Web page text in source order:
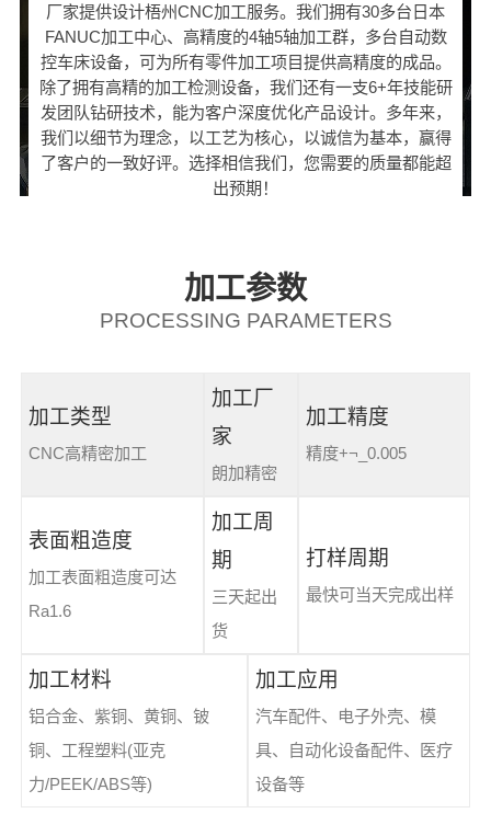
厂家提供设计梧州CNC加工服务。我们拥有30多台日本
FANUC加工中心、高精度的4轴5轴加工群，多台自动数
控车床设备，可为所有零件加工项目提供高精度的成品。
除了拥有高精的加工检测设备，我们还有一支6+年技能研
发团队钻研技术，能为客户深度优化产品设计。多年来，
我们以细节为理念，以工艺为核心，以诚信为基本，赢得
了客户的一致好评。选择相信我们，您需要的质量都能超
出预期！
加工参数
PROCESSING PARAMETERS
加工类型
CNC高精密加工
加工厂
家
朗加精密
加工精度
精度+¬_0.005
表面粗造度
加工表面粗造度可达
Ra1.6
加工周
期
三天起出
货
打样周期
最快可当天完成出样
加工材料
铝合金、紫铜、黄铜、铍
铜、工程塑料(亚克
力/PEEK/ABS等)
加工应用
汽车配件、电子外壳、模
具、自动化设备配件、医疗
设备等